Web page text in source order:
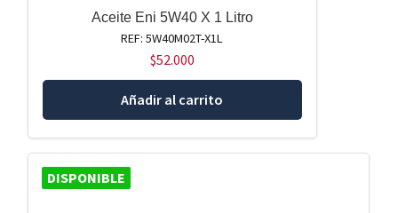
Aceite Eni 5W40 X 1 Litro
REF: 5W40M02T-X1L
$52.000
Añadir al carrito
DISPONIBLE